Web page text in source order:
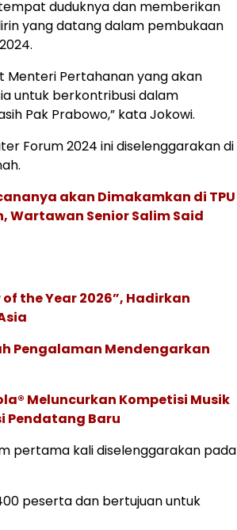
duduknya dan memberikan
yang datang dalam pembukaan
Menteri Pertahanan yang akan
untuk berkontribusi dalam
Pak Prabowo,” kata Jokowi.
Forum 2024 ini diselenggarakan di
akan Dimakamkan di TPU
Wartawan Senior Salim Said
the Year 2026”, Hadirkan
Pengalaman Mendengarkan
Meluncurkan Kompetisi Musik
Pendatang Baru
pertama kali diselenggarakan pada
peserta dan bertujuan untuk